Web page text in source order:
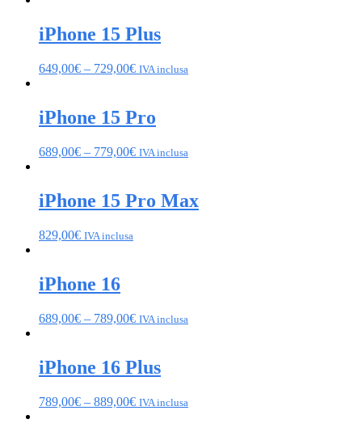
iPhone 15 Plus
649,00€ – 729,00€ IVA inclusa
iPhone 15 Pro
689,00€ – 779,00€ IVA inclusa
iPhone 15 Pro Max
829,00€ IVA inclusa
iPhone 16
689,00€ – 789,00€ IVA inclusa
iPhone 16 Plus
789,00€ – 889,00€ IVA inclusa